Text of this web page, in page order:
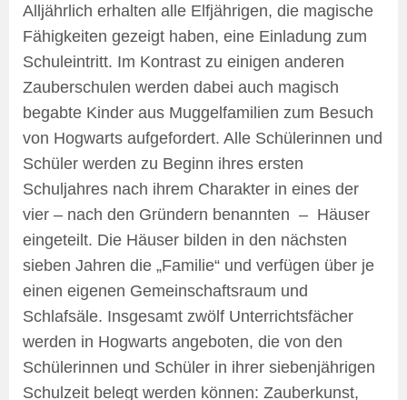
Alljährlich erhalten alle Elfjährigen, die magische
Fähigkeiten gezeigt haben, eine Einladung zum
Schuleintritt. Im Kontrast zu einigen anderen
Zauberschulen werden dabei auch magisch
begabte Kinder aus Muggelfamilien zum Besuch
von Hogwarts aufgefordert. Alle Schülerinnen und
Schüler werden zu Beginn ihres ersten
Schuljahres nach ihrem Charakter in eines der
vier – nach den Gründern benannten – Häuser
eingeteilt. Die Häuser bilden in den nächsten
sieben Jahren die „Familie“ und verfügen über je
einen eigenen Gemeinschaftsraum und
Schlafsäle. Insgesamt zwölf Unterrichtsfächer
werden in Hogwarts angeboten, die von den
Schülerinnen und Schüler in ihrer siebenjährigen
Schulzeit belegt werden können: Zauberkunst,